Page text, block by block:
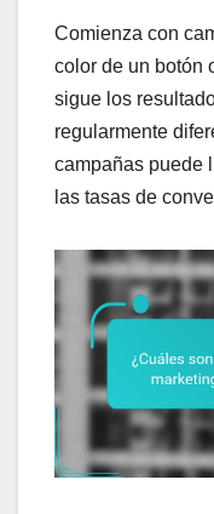
Comienza con
color de un botón
sigue los
regularmente
campañas puede
las tasas de